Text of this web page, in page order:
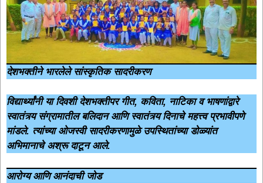
देशभक्तीने भारलेले सांस्कृतिक सादरीकरण
विद्यार्थ्यांनी या दिवशी देशभक्तीपर गीत, कविता, नाटिका व भाषणांद्वारे
स्वातंत्र्य संग्रामातील बलिदान आणि स्वातंत्र्य दिनाचे महत्त्व प्रभावीपणे
मांडले. त्यांच्या ओजस्वी सादरीकरणामुळे उपस्थितांच्या डोळ्यांत
अभिमानाचे अश्रू दाटून आले.
आरोग्य आणि आनंदाची जोड